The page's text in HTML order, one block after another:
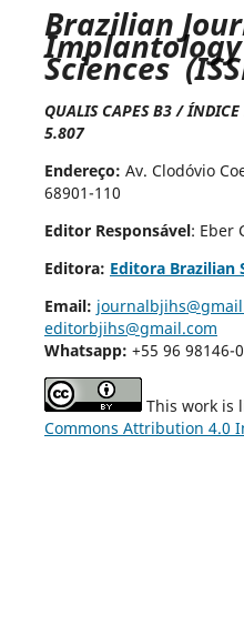
Brazilian
Sciences
QUALIS CAPES B3 /
5.807
Endereço: Av. Clodóvio
68901-110
Editor Responsável: Eber
Editora: Editora Brazilian
Email:
editorbjihs@gmail.com
Whatsapp: +55 96 98146-
This work is
Commons Attribution 4.0